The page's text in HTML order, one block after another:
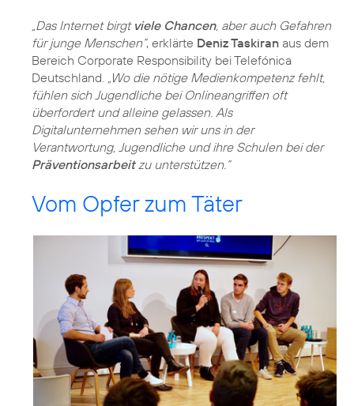
„Das Internet birgt viele Chancen, aber auch Gefahren
für junge Menschen“, erklärte Deniz Taskiran aus dem
Bereich Corporate Responsibility bei Telefónica
Deutschland. „Wo die nötige Medienkompetenz fehlt,
fühlen sich Jugendliche bei Onlineangriffen oft
überfordert und alleine gelassen. Als
Digitalunternehmen sehen wir uns in der
Verantwortung, Jugendliche und ihre Schulen bei der
Präventionsarbeitzu unterstützen.“
Vom Opfer zum Täter